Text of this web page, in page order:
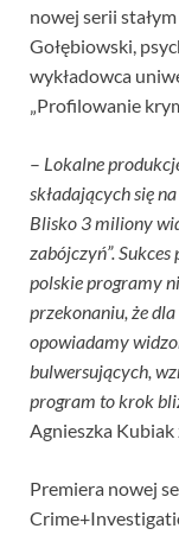
nowej serii
Gołębiowski,
wykładowca
„Profilowanie
– Lokalne
składających się
Blisko 3 miliony
zabójczyń”.
polskie programy
przekonaniu, że
opowiadamy
bulwersujących,
program to krok
Agnieszka
Premiera nowej